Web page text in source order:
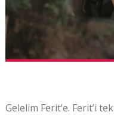
Gelelim Ferit’e. Ferit’i